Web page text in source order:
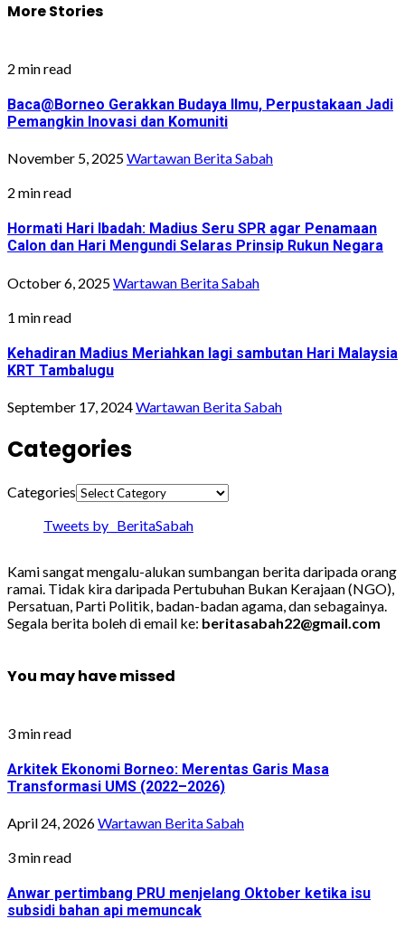
More Stories
2 min read
Baca@Borneo Gerakkan Budaya Ilmu, Perpustakaan Jadi
Pemangkin Inovasi dan Komuniti
November 5, 2025Wartawan Berita Sabah
2 min read
Hormati Hari Ibadah: Madius Seru SPR agar Penamaan
Calon dan Hari Mengundi Selaras Prinsip Rukun Negara
October 6, 2025Wartawan Berita Sabah
1 min read
Kehadiran Madius Meriahkan lagi sambutan Hari Malaysia
KRT Tambalugu
September 17, 2024Wartawan Berita Sabah
Categories
Categories
Tweets by _BeritaSabah
Kami sangat mengalu-alukan sumbangan berita daripada orang
ramai. Tidak kira daripada Pertubuhan Bukan Kerajaan (NGO),
Persatuan, Parti Politik, badan-badan agama, dan sebagainya.
Segala berita boleh di email ke: beritasabah22@gmail.com
You may have missed
3 min read
Arkitek Ekonomi Borneo: Merentas Garis Masa
Transformasi UMS (2022–2026)
April 24, 2026Wartawan Berita Sabah
3 min read
Anwar pertimbang PRU menjelang Oktober ketika isu
subsidi bahan api memuncak